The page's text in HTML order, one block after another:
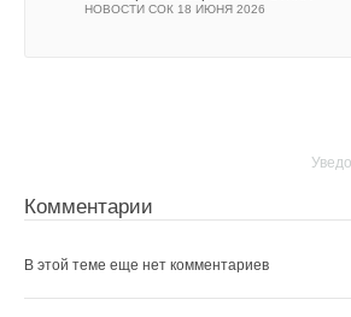
НОВОСТИ СОК 18 ИЮНЯ 2026
Комментарии
В этой теме еще нет комментариев